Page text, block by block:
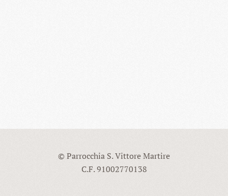
© Parrocchia S. Vittore Martire
C.F. 91002770138